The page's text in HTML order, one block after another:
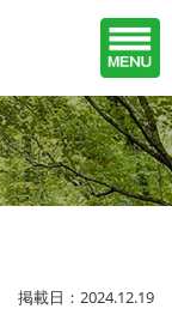
掲載日：2024.12.19